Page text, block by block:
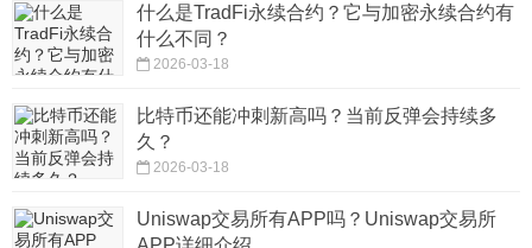
什么是TradFi永续合约？它与加密永续合约有
什么不同？
2026-03-18
比特币还能冲刺新高吗？当前反弹会持续多
久？
2026-03-18
Uniswap交易所有APP吗？Uniswap交易所